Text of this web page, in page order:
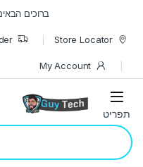
ברוכים
Store Locator
My Account
חיפוש עבור: